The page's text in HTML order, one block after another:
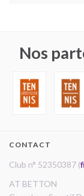
Nos
CONTACT
Club n° 52350387 (
AT BETTON